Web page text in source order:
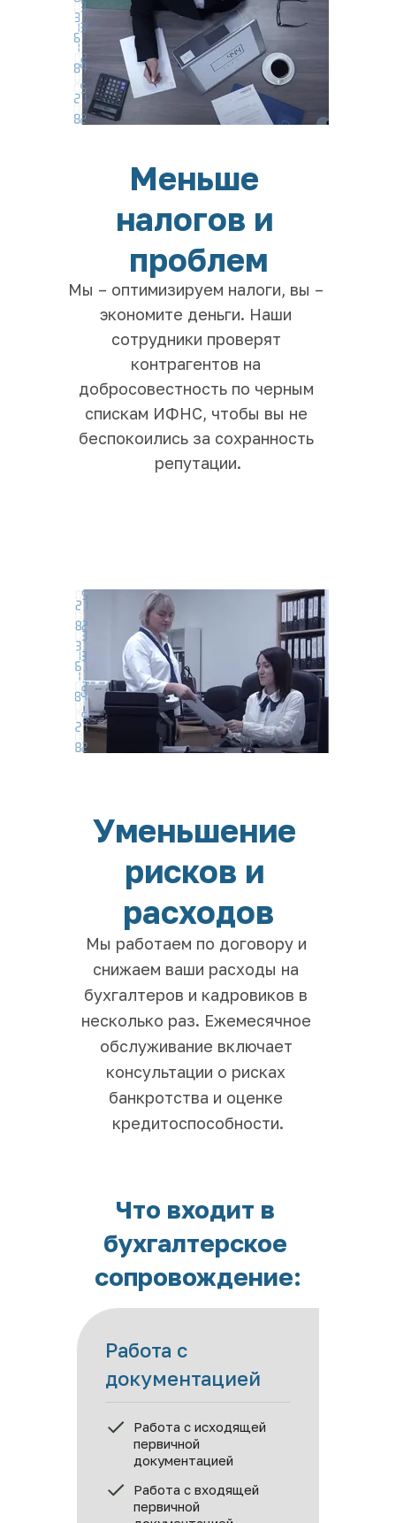
Меньше
налогов и
проблем
Мы – оптимизируем налоги, вы –
экономите деньги. Наши
сотрудники проверят
контрагентов на
добросовестность по черным
спискам ИФНС, чтобы вы не
беспокоились за сохранность
репутации.
Уменьшение
рисков и
расходов
Мы работаем по договору и
снижаем ваши расходы на
бухгалтеров и кадровиков в
несколько раз. Ежемесячное
обслуживание включает
консультации о рисках
банкротства и оценке
кредитоспособности.
Что входит в
бухгалтерское
сопровождение:
Работа с
документацией
Работа с исходящей
первичной
документацией
Работа с входящей
первичной